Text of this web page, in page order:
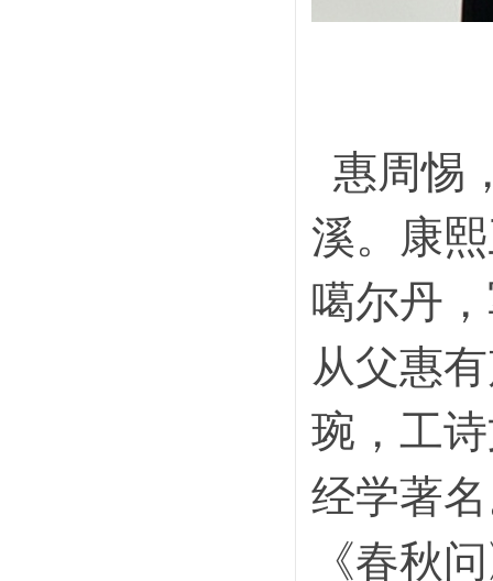
惠周惕
溪。康
噶尔丹
从父惠
琬，工
经学著
《春秋